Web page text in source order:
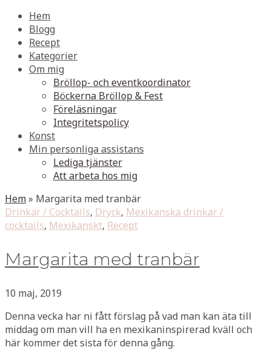
Hem
Blogg
Recept
Kategorier
Om mig
Bröllop- och eventkoordinator
Böckerna Bröllop & Fest
Föreläsningar
Integritetspolicy
Konst
Min personliga assistans
Lediga tjänster
Att arbeta hos mig
Hem» Margarita med tranbär
Drinkar / Cocktails, Dryck, Mexikanska drinkar /
cocktails, Mexikanskt, Recept
Margarita med tranbär
10 maj, 2019
Denna vecka har ni fått förslag på vad man kan äta till
middag om man vill ha en mexikaninspirerad kväll och
här kommer det sista för denna gång.